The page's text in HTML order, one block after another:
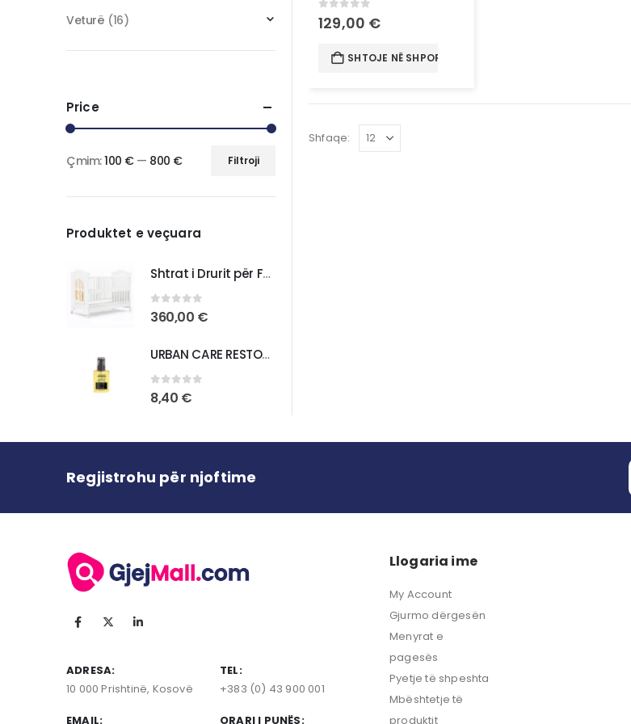
0out of 5
129,00 €
SHTOJE NË SHPORTË
Shfaqe:
Veturë (16)
Price
Filtroji
Çmim:100 €— 800 €
Produktet e veçuara
Shtrat i Drurit për Foshnja – Komoditet dhe Praktikë për Fëmijën Tuaj
0 out of 5
360,00 €
URBAN CARE RESTORE REPAIR BONDING OIL ANTI DAMAGE HAIR CARE OIL
0 out of 5
8,40 €
Regjistrohu për njoftime
ADRESA:
10 000 Prishtinë, Kosovë
TEL:
+383 (0) 43 900 001
EMAIL: ORARI I PUNËS:
Llogaria ime
My Account
Gjurmo dërgesën
Menyrat e
pagesës
Pyetje të shpeshta
Mbështetje të
produktit